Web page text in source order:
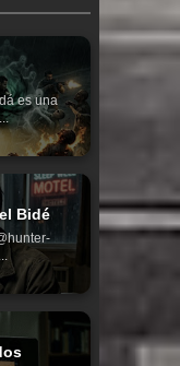
es una
Bidé